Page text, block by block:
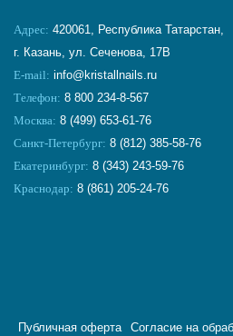
Адрес: 420061, Республика Татарстан,
г. Казань, ул. Сеченова, 17В
E-mail: info@kristallnails.ru
Телефон: 8 800 234-8-567
Москва: 8 (499) 653-61-76
Санкт-Петербург: 8 (812) 385-58-76
Екатеринбург: 8 (343) 243-59-76
Краснодар: 8 (861) 205-24-76
Публичная оферта Согласие на